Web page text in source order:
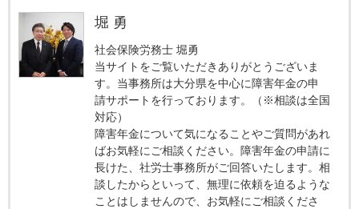
堀 勇
社会保険労務士 堀勇
当サイトをご覧いただきありがとうございま
す。当事務所は大分県を中心に障害年金の申
請サポートを行っております。（※相談は全国
対応）
障害年金について気になることやご質問があれ
ばお気軽にご相談ください。障害年金の申請に
長けた、社労士事務所がご回答いたします。相
談したからといって、無理に依頼を迫るような
ことはしませんので、お気軽にご相談くださ